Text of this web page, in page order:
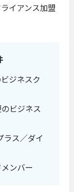
イアンス加盟
ジネスク
ビジネス
ラス／ダイ
ンバー